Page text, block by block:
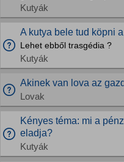
Kutyák
A kutya bele tud köpni
Lehet ebből trasgédia ?
Kutyák
Akinek van lova az
Lovak
Kényes téma: mi a
eladja?
Kutyák